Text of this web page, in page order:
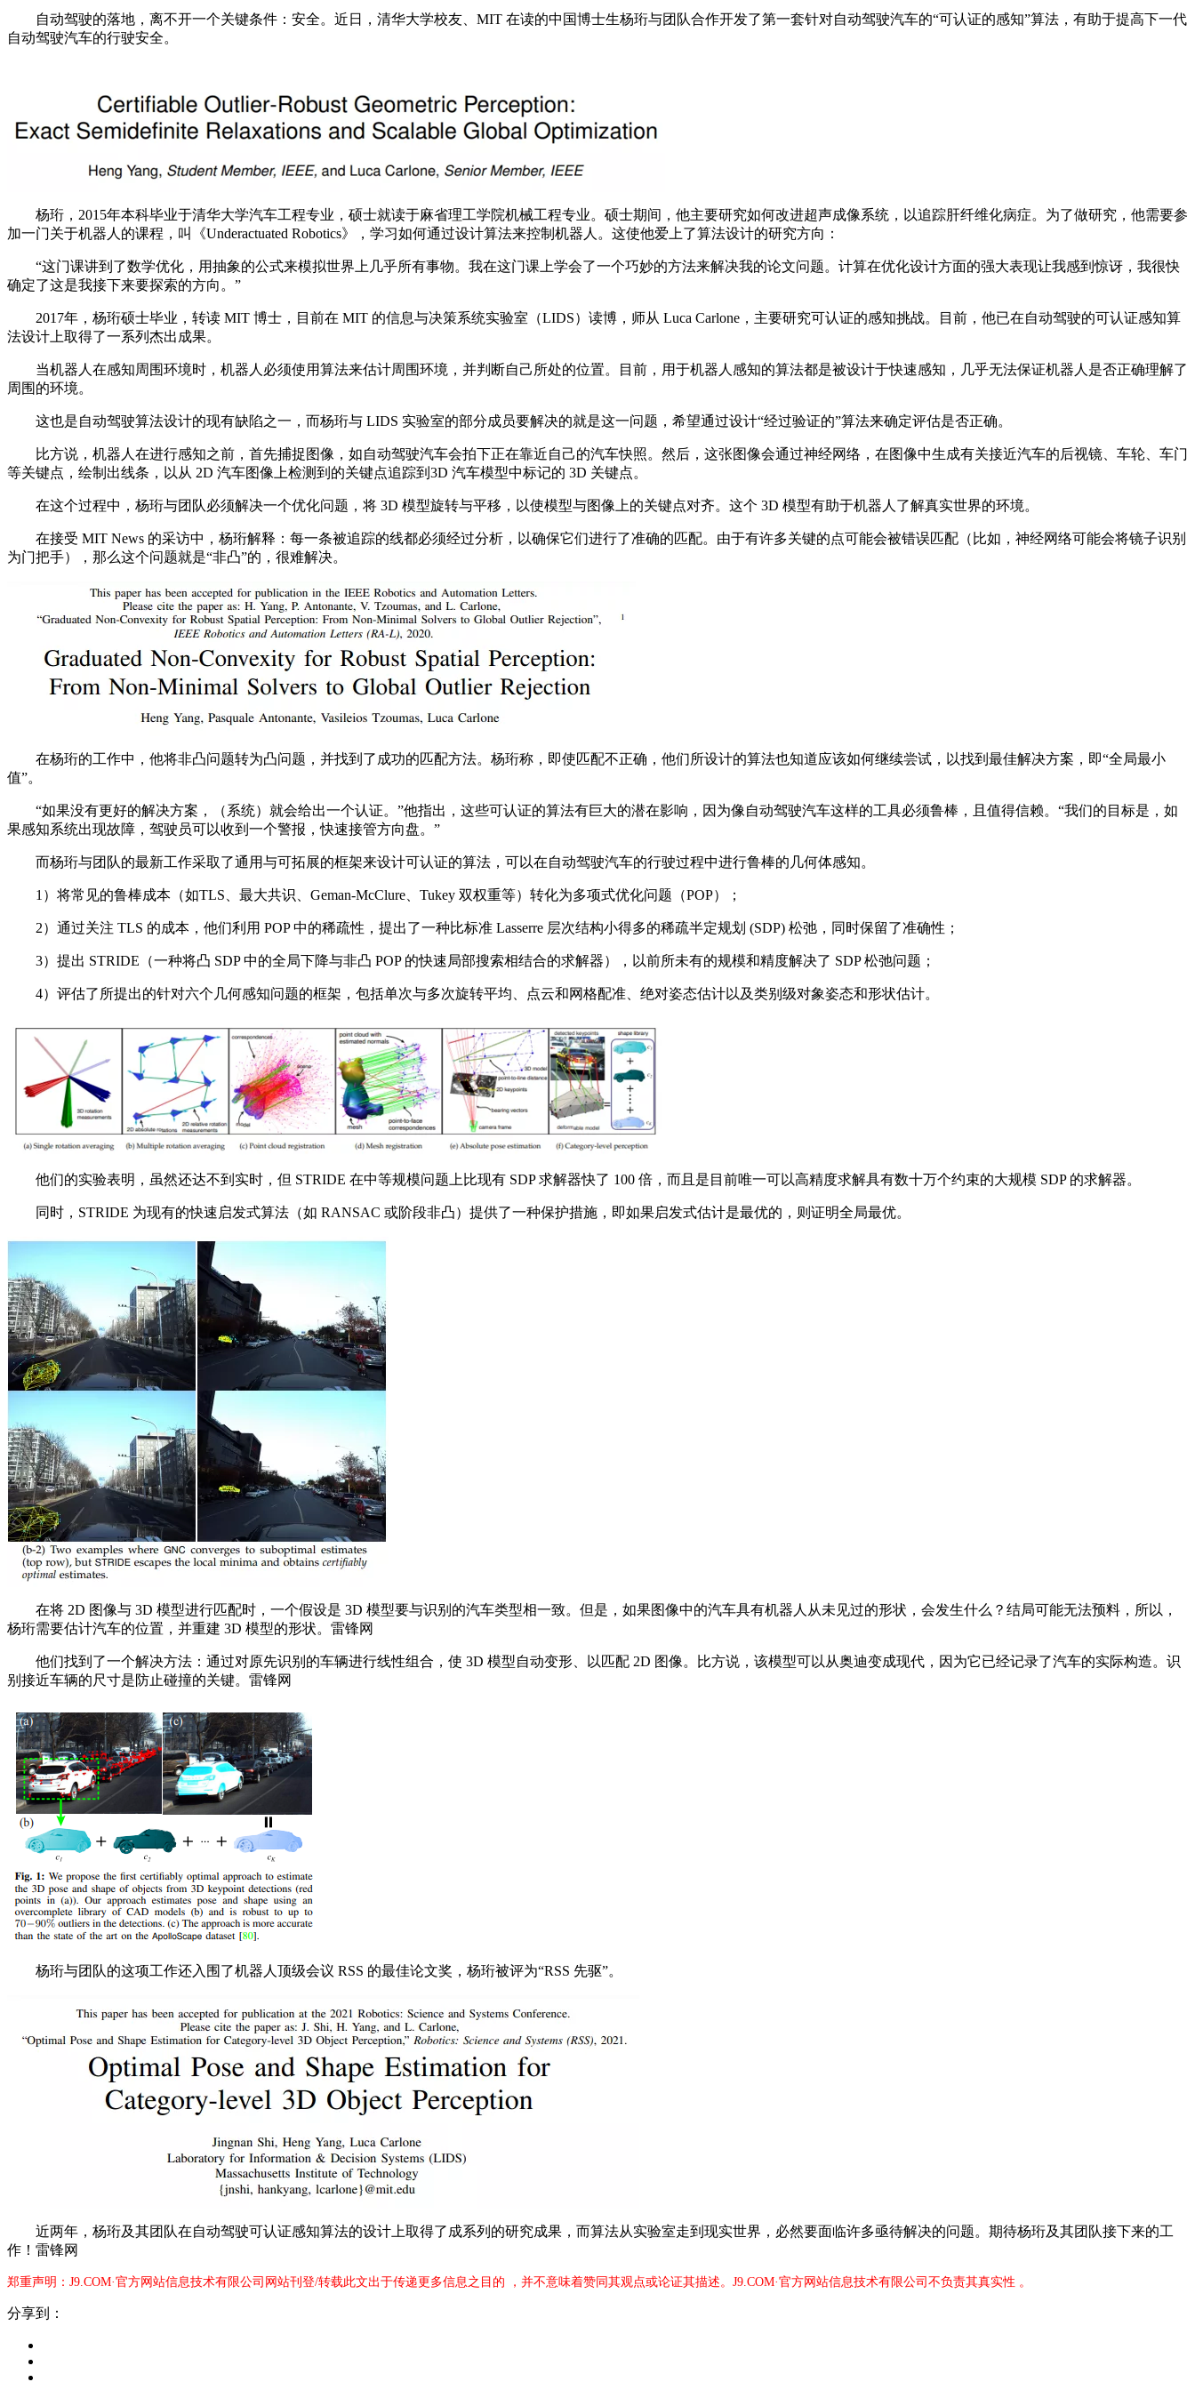
自动驾驶的落地，离不开一个关键条件：安全。近日，清华大学校友、MIT 在读的中国博士生杨珩与团队合作开发了第一套针对自动驾驶汽车的“可认证的感知”算法，有助于提高下一代
自动驾驶汽车的行驶安全。
杨珩，2015年本科毕业于清华大学汽车工程专业，硕士就读于麻省理工学院机械工程专业。硕士期间，他主要研究如何改进超声成像系统，以追踪肝纤维化病症。为了做研究，他需要参
加一门关于机器人的课程，叫《Underactuated Robotics》，学习如何通过设计算法来控制机器人。这使他爱上了算法设计的研究方向：
“这门课讲到了数学优化，用抽象的公式来模拟世界上几乎所有事物。我在这门课上学会了一个巧妙的方法来解决我的论文问题。计算在优化设计方面的强大表现让我感到惊讶，我很快
确定了这是我接下来要探索的方向。”
2017年，杨珩硕士毕业，转读 MIT 博士，目前在 MIT 的信息与决策系统实验室（LIDS）读博，师从 Luca Carlone，主要研究可认证的感知挑战。目前，他已在自动驾驶的可认证感知算
法设计上取得了一系列杰出成果。
当机器人在感知周围环境时，机器人必须使用算法来估计周围环境，并判断自己所处的位置。目前，用于机器人感知的算法都是被设计于快速感知，几乎无法保证机器人是否正确理解了
周围的环境。
这也是自动驾驶算法设计的现有缺陷之一，而杨珩与 LIDS 实验室的部分成员要解决的就是这一问题，希望通过设计“经过验证的”算法来确定评估是否正确。
比方说，机器人在进行感知之前，首先捕捉图像，如自动驾驶汽车会拍下正在靠近自己的汽车快照。然后，这张图像会通过神经网络，在图像中生成有关接近汽车的后视镜、车轮、车门
等关键点，绘制出线条，以从 2D 汽车图像上检测到的关键点追踪到3D 汽车模型中标记的 3D 关键点。
在这个过程中，杨珩与团队必须解决一个优化问题，将 3D 模型旋转与平移，以使模型与图像上的关键点对齐。这个 3D 模型有助于机器人了解真实世界的环境。
在接受 MIT News 的采访中，杨珩解释：每一条被追踪的线都必须经过分析，以确保它们进行了准确的匹配。由于有许多关键的点可能会被错误匹配（比如，神经网络可能会将镜子识别
为门把手），那么这个问题就是“非凸”的，很难解决。
在杨珩的工作中，他将非凸问题转为凸问题，并找到了成功的匹配方法。杨珩称，即使匹配不正确，他们所设计的算法也知道应该如何继续尝试，以找到最佳解决方案，即“全局最小
值”。
“如果没有更好的解决方案，（系统）就会给出一个认证。”他指出，这些可认证的算法有巨大的潜在影响，因为像自动驾驶汽车这样的工具必须鲁棒，且值得信赖。“我们的目标是，如
果感知系统出现故障，驾驶员可以收到一个警报，快速接管方向盘。”
而杨珩与团队的最新工作采取了通用与可拓展的框架来设计可认证的算法，可以在自动驾驶汽车的行驶过程中进行鲁棒的几何体感知。
1）将常见的鲁棒成本（如TLS、最大共识、Geman-McClure、Tukey 双权重等）转化为多项式优化问题（POP）；
2）通过关注 TLS 的成本，他们利用 POP 中的稀疏性，提出了一种比标准 Lasserre 层次结构小得多的稀疏半定规划 (SDP) 松弛，同时保留了准确性；
3）提出 STRIDE（一种将凸 SDP 中的全局下降与非凸 POP 的快速局部搜索相结合的求解器），以前所未有的规模和精度解决了 SDP 松弛问题；
4）评估了所提出的针对六个几何感知问题的框架，包括单次与多次旋转平均、点云和网格配准、绝对姿态估计以及类别级对象姿态和形状估计。
他们的实验表明，虽然还达不到实时，但 STRIDE 在中等规模问题上比现有 SDP 求解器快了 100 倍，而且是目前唯一可以高精度求解具有数十万个约束的大规模 SDP 的求解器。
同时，STRIDE 为现有的快速启发式算法（如 RANSAC 或阶段非凸）提供了一种保护措施，即如果启发式估计是最优的，则证明全局最优。
在将 2D 图像与 3D 模型进行匹配时，一个假设是 3D 模型要与识别的汽车类型相一致。但是，如果图像中的汽车具有机器人从未见过的形状，会发生什么？结局可能无法预料，所以，
杨珩需要估计汽车的位置，并重建 3D 模型的形状。雷锋网
他们找到了一个解决方法：通过对原先识别的车辆进行线性组合，使 3D 模型自动变形、以匹配 2D 图像。比方说，该模型可以从奥迪变成现代，因为它已经记录了汽车的实际构造。识
别接近车辆的尺寸是防止碰撞的关键。雷锋网
杨珩与团队的这项工作还入围了机器人顶级会议 RSS 的最佳论文奖，杨珩被评为“RSS 先驱”。
近两年，杨珩及其团队在自动驾驶可认证感知算法的设计上取得了成系列的研究成果，而算法从实验室走到现实世界，必然要面临许多亟待解决的问题。期待杨珩及其团队接下来的工
作！雷锋网
郑重声明：J9.COM·官方网站信息技术有限公司网站刊登/转载此文出于传递更多信息之目的 ，并不意味着赞同其观点或论证其描述。J9.COM·官方网站信息技术有限公司不负责其真实性 。
分享到：